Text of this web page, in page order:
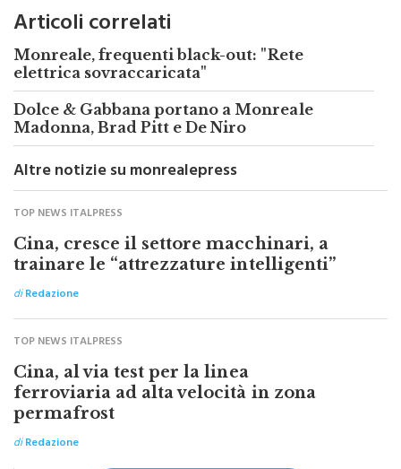
Articoli correlati
Monreale, frequenti black-out: "Rete
elettrica sovraccaricata"
Dolce & Gabbana portano a Monreale
Madonna, Brad Pitt e De Niro
Altre notizie su monrealepress
TOP NEWS ITALPRESS
Cina, cresce il settore macchinari, a
trainare le “attrezzature intelligenti”
diRedazione
TOP NEWS ITALPRESS
Cina, al via test per la linea
ferroviaria ad alta velocità in zona
permafrost
diRedazione